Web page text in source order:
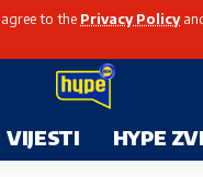
to the Privacy Policy
VIJESTI HYPE